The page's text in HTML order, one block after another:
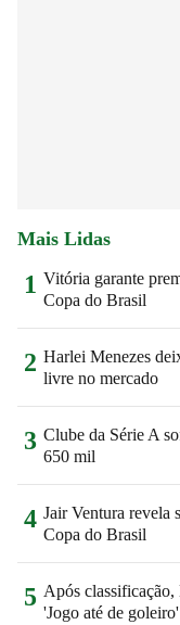
Mais Lidas
1 Vitória garante
Copa do Brasil
2 Harlei Menezes
livre no mercado
3 Clube da Série A
650 mil
4 Jair Ventura revela
Copa do Brasil
5 Após
'Jogo até de goleiro'